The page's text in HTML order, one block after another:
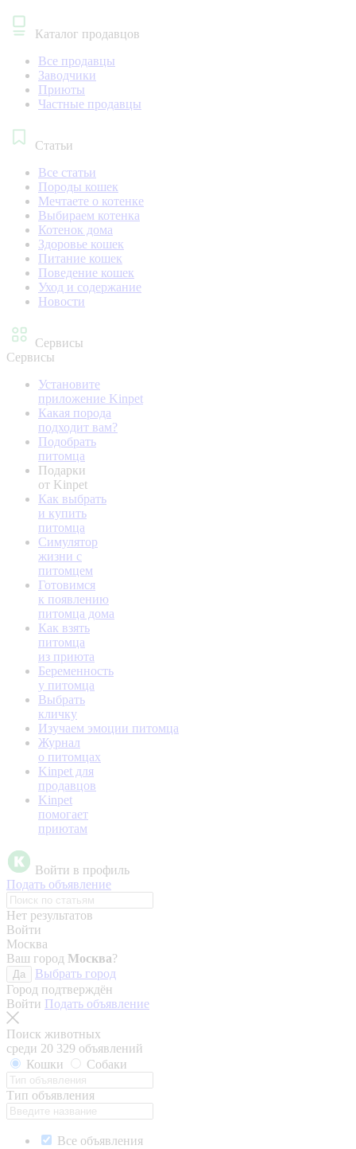
Каталог продавцов
Все продавцы
Заводчики
Приюты
Частные продавцы
Статьи
Все статьи
Породы кошек
Мечтаете о котенке
Выбираем котенка
Котенок дома
Здоровье кошек
Питание кошек
Поведение кошек
Уход и содержание
Новости
Сервисы
Сервисы
Установите
приложение Kinpet
Какая порода
подходит вам?
Подобрать
питомца
Подарки
от Kinpet
Как выбрать
и купить
питомца
Симулятор
жизни с
питомцем
Готовимся
к появлению
питомца дома
Как взять
питомца
из приюта
Беременность
у питомца
Выбрать
кличку
Изучаем эмоции питомца
Журнал
о питомцах
Kinpet для
продавцов
Kinpet
помогает
приютам
Войти в профиль
Подать объявление
Нет результатов
Войти
Москва
Ваш город Москва?
Да
Выбрать город
Город подтверждён
Войти Подать объявление
Поиск животных
среди 20 329 объявлений
Кошки
Собаки
Тип объявления
Все объявления